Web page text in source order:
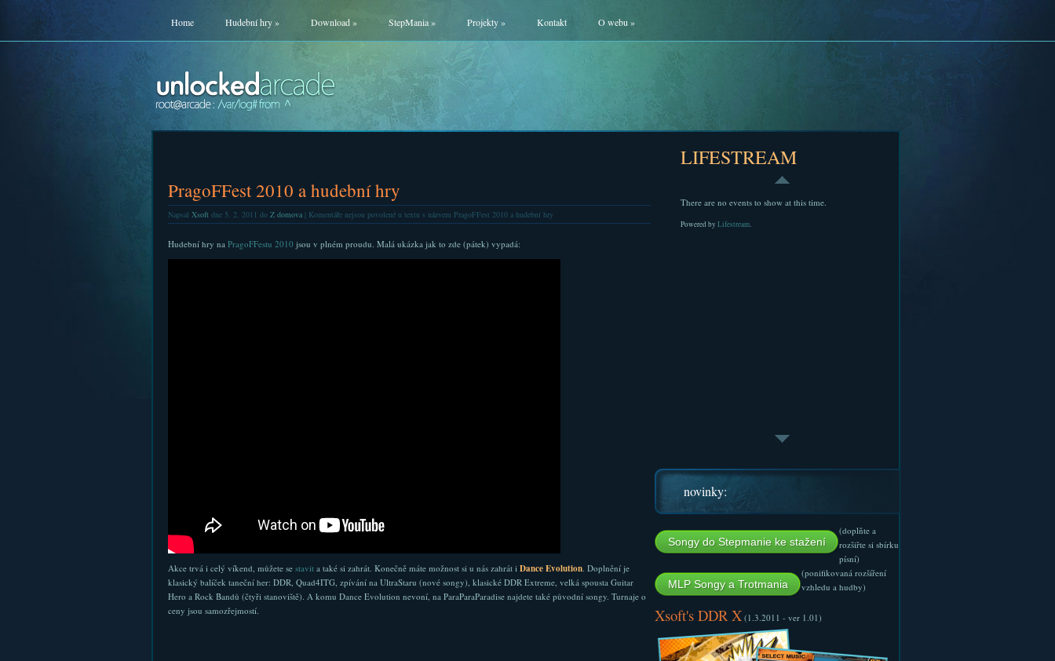
Home Hudební hry» Download» StepMania» Projekty» Kontakt O webu »
PragoFFest 2010 a hudební hry
Napsal Xsoftdne 5. 2. 2011 do Z domova| Komentáře nejsou povolenéu textu s názvem PragoFFest 2010 a hudební hry
Hudební hry na PragoFFestu 2010 jsou v plném proudu. Malá ukázka jak to zde (pátek) vypadá:
Akce trvá i celý víkend, můžete se stavita také si zahrát. Konečně máte možnost si u nás zahrát i Dance Evolution. Doplnění je
klasický balíček taneční her: DDR, Quad4ITG, zpívání na UltraStaru (nové songy), klasické DDR Extreme, velká spousta Guitar
Hero a Rock Bandů (čtyři stanoviště). A komu Dance Evolution nevoní, na ParaParaParadise najdete také původní songy. Turnaje o
ceny jsou samozřejmostí.
LIFESTREAM
There are no events to show at this time.
Powered by Lifestream.
novinky:
Songy do Stepmanie ke stažení
(doplňte a
rozšiřte si sbírku
písní)
MLP Songy a Trotmania
(ponifikovaná rozšíření
vzhledu a hudby)
Xsoft's DDR X(1.3.2011 - ver 1.01)